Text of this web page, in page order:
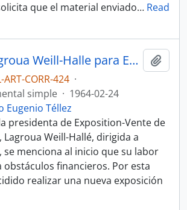
que el material enviado… Read
Carta de Lagroua Weill-Halle para Eugenio Téllez.
ART-CORR-424 ·
simple · 1964-02-24
Eugenio Téllez
presidenta de Exposition-Vente de
Lagroua Weill-Hallé, dirigida a
se menciona al inicio que su labor
obstáculos financieros. Por esta
realizar una nueva exposición